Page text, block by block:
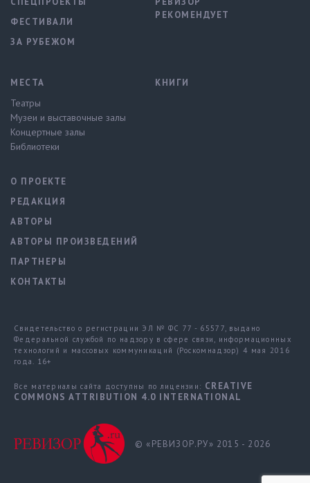
ФЕСТИВАЛИ
ЗА РУБЕЖОМ
РЕКОМЕНДУЕТ
МЕСТА
Театры
Музеи и выставочные залы
Концертные залы
Библиотеки
КНИГИ
О ПРОЕКТЕ
РЕДАКЦИЯ
АВТОРЫ
АВТОРЫ ПРОИЗВЕДЕНИЙ
ПАРТНЕРЫ
КОНТАКТЫ
Свидетельство о регистрации ЭЛ № ФС 77 - 65577, выдано
Федеральной службой по надзору в сфере связи, информационных
технологий и массовых коммуникаций (Роскомнадзор) 4 мая 2016
года. 16+
Все материалы сайта доступны по лицензии: CREATIVE
COMMONS ATTRIBUTION 4.0 INTERNATIONAL
© «РЕВИЗОР.РУ» 2015 - 2026